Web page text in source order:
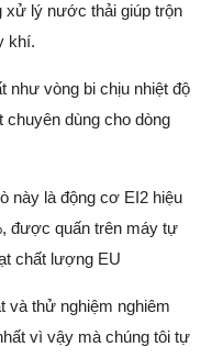
xử lý nước thải giúp trộn
khí.
như vòng bi chịu nhiệt độ
chuyên dùng cho dòng
này là động cơ EI2 hiệu
được quấn trên máy tự
chất lượng EU
và thử nghiệm nghiêm
vì vậy mà chúng tôi tự